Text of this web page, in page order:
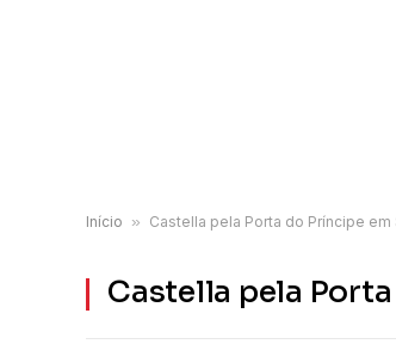
Início » Castella pela Porta do Príncipe em
Castella pela